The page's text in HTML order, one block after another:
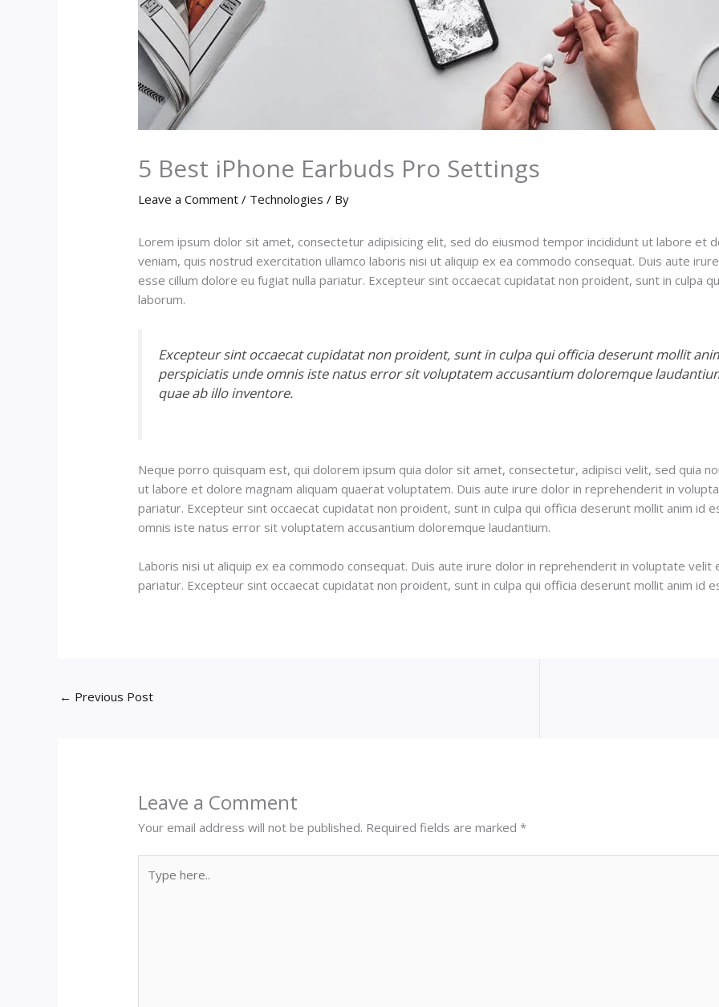
5 Best iPhone Earbuds Pro Settings
Leave a Comment / Technologies / By
Lorem ipsum dolor sit amet, consectetur adipisicing elit, sed do eiusmod tempor incididunt ut labore et
veniam, quis nostrud exercitation ullamco laboris nisi ut aliquip ex ea commodo consequat. Duis aute
esse cillum dolore eu fugiat nulla pariatur. Excepteur sint occaecat cupidatat non proident, sunt in culpa
laborum.
Excepteur sint occaecat cupidatat non proident, sunt in culpa qui officia deserunt mollit
perspiciatis unde omnis iste natus error sit voluptatem accusantium doloremque
quae ab illo inventore.
Neque porro quisquam est, qui dolorem ipsum quia dolor sit amet, consectetur, adipisci velit, sed quia
ut labore et dolore magnam aliquam quaerat voluptatem. Duis aute irure dolor in reprehenderit in
pariatur. Excepteur sint occaecat cupidatat non proident, sunt in culpa qui officia deserunt mollit anim id
omnis iste natus error sit voluptatem accusantium doloremque laudantium.
Laboris nisi ut aliquip ex ea commodo consequat. Duis aute irure dolor in reprehenderit in voluptate velit
pariatur. Excepteur sint occaecat cupidatat non proident, sunt in culpa qui officia deserunt mollit anim id
← Previous Post
Leave a Comment
Your email address will not be published. Required fields are marked*
here..